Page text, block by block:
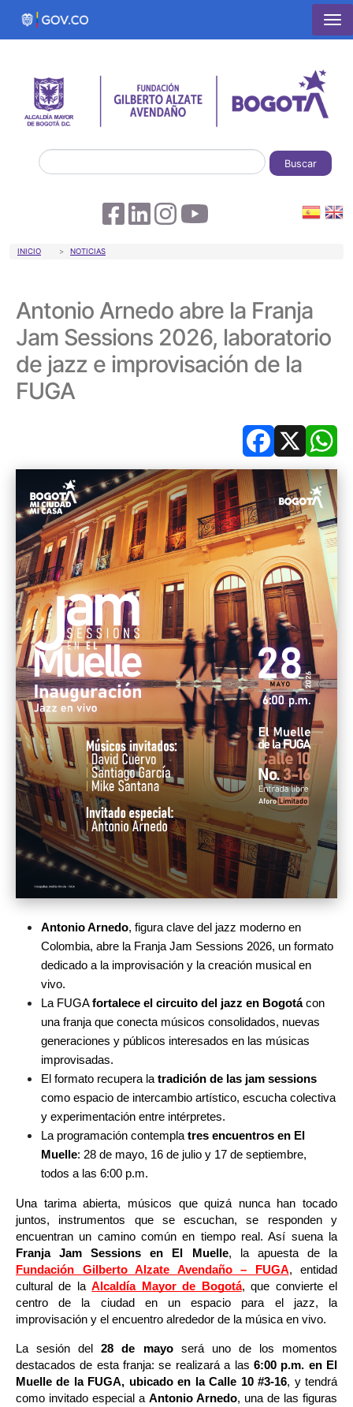
Pasar al contenido principal
Buscar
Sobrescribir enlaces de ayuda a la
INICIO NOTICIAS
Antonio Arnedo abre la Franja
Jam Sessions 2026, laboratorio
de jazz e improvisación de la
FUGA
Facebook
X
Antonio Arnedo, figura clave del jazz moderno en
Colombia, abre la Franja Jam Sessions 2026, un formato
dedicado a la improvisación y la creación musical en
vivo.
La FUGA fortalece el circuito del jazz en Bogotá con
una franja que conecta músicos consolidados, nuevas
generaciones y públicos interesados en las músicas
improvisadas.
El formato recupera la
como espacio de intercambio artístico, escucha colectiva
y experimentación entre intérpretes.
La programación contempla tres encuentros en El
Muelle: 28 de mayo, 16 de julio y 17 de septiembre,
todos a las 6:00 p.m.
Una tarima abierta, músicos que quizá nunca han tocado
juntos, instrumentos que se escuchan, se responden y
Franja Jam Sessions en El Muelle
Fundación Gilberto Alzate Avendaño – FUGA, entidad
cultural de la Alcaldía Mayor de Bogotá, que convierte el
centro de la ciudad en un espacio para el jazz, la
improvisación y el encuentro alrededor de la música en vivo.
La sesión del 28 de mayo será uno de los momentos
destacados de esta franja: se realizará a las 6:00 p.m. en El
Muelle de la FUGA, ubicado en la Calle 10 #3-16, y tendrá
como invitado especial a Antonio Arnedo, una de las figuras